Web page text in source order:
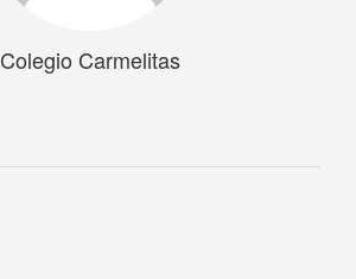
Colegio Carmelitas